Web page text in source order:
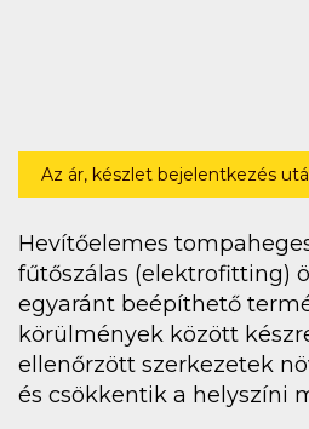
Az ár, készlet bejelentkezés
Hevítőelemes
fűtőszálas (elektrofitting)
egyaránt beépíthető
körülmények között
ellenőrzött szerkezetek
és csökkentik a helyszíni